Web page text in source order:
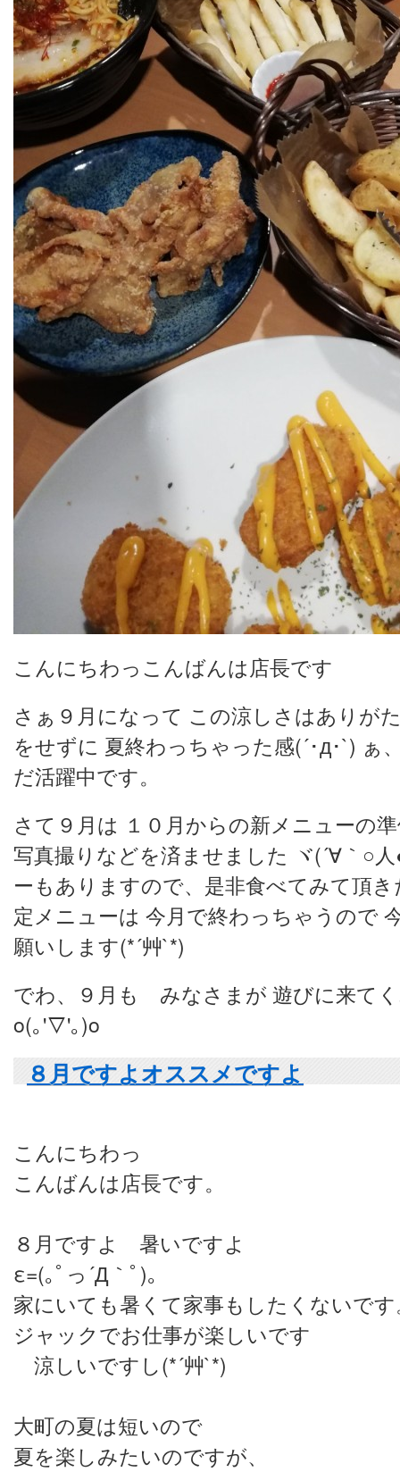
こんにちわっこんばんは店長です
さぁ９月になって この涼しさはあり
をせずに 夏終わっちゃった感(´･д･`) ぁ
だ活躍中です。
さて９月は １０月からの新メニューの
写真撮りなどを済ませました ヾ(´∀｀○
ーもありますので、是非食べてみて頂
定メニューは 今月で終わっちゃうので
願いします(*´艸`*)
でわ、９月も みなさまが 遊びに来て
o(｡'▽'｡)o
８月ですよオススメですよ
こんにちわっ
こんばんは店長です。
８月ですよ 暑いですよ
ε=(｡ﾟっ´Д｀ﾟ)｡
家にいても暑くて家事もしたくないで
ジャックでお仕事が楽しいです
涼しいですし(*´艸`*)
大町の夏は短いので
夏を楽しみたいのですが、